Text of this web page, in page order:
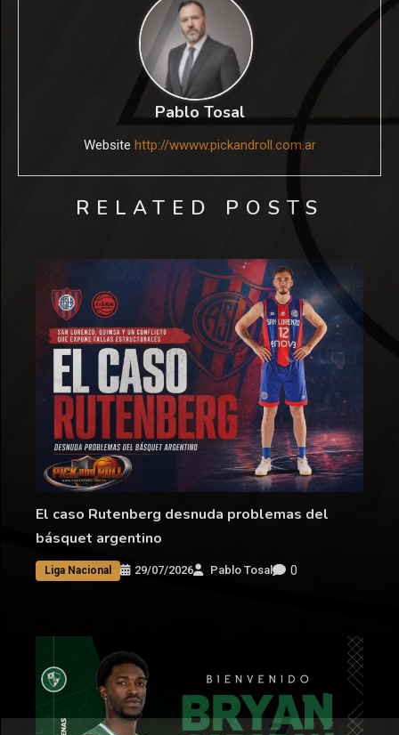
Pablo Tosal
Website http://wwww.pickandroll.com.ar
RELATED POSTS
El caso Rutenberg desnuda problemas del
básquet argentino
Liga Nacional 29/07/2026 Pablo Tosal 0